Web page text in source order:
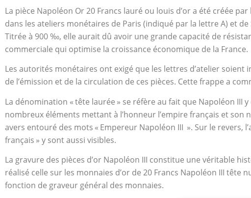
La pièce Napoléon Or 20 Francs lauré ou louis d’or a été créée
dans les ateliers monétaires de Paris (indiqué par la lettre A) et
Titrée à 900 ‰, elle aurait dû avoir une grande capacité de
commerciale qui optimise la croissance économique de la France.
Les autorités monétaires ont exigé que les lettres d’atelier
de l’émission et de la circulation de ces pièces. Cette frappe a
La dénomination «tête laurée » se réfère au fait que Napoléon III
nombreux éléments mettant à l’honneur l’empire français et
avers entouré des mots « Empereur Napoléon III ». Sur le revers,
français » y sont aussi visibles.
La gravure des pièces d’or Napoléon III constitue une véritable
réalisé celle sur les monnaies d’or de 20 Francs Napoléon III tête
fonction de graveur général des monnaies.